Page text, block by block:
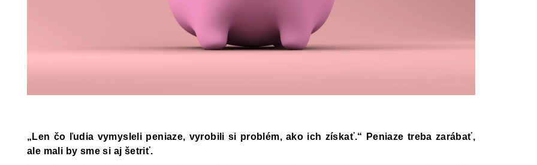
„Len čo ľudia vymysleli peniaze, vyrobili si problém, ako ich získať.“ Peniaze treba zarábať,
ale mali by sme si aj šetriť.